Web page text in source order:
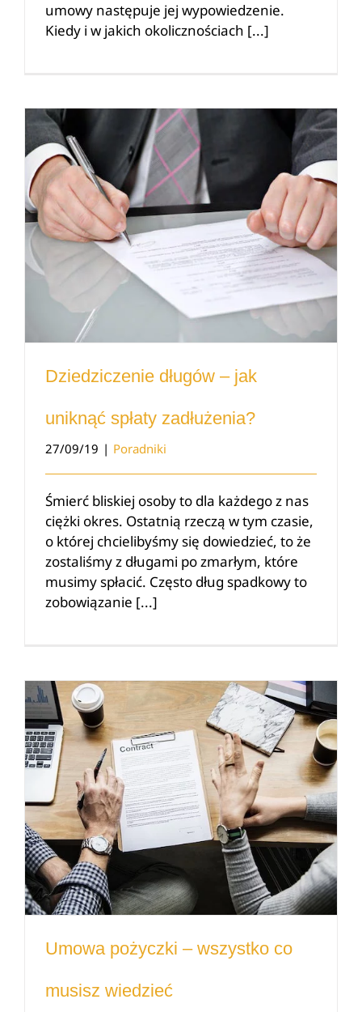
umowy następuje jej wypowiedzenie.
Kiedy i w jakich okolicznościach [...]
Dziedziczenie długów – jak
uniknąć spłaty zadłużenia?
27/09/19 | Poradniki
Śmierć bliskiej osoby to dla każdego z nas
ciężki okres. Ostatnią rzeczą w tym czasie,
o której chcielibyśmy się dowiedzieć, to że
zostaliśmy z długami po zmarłym, które
musimy spłacić. Często dług spadkowy to
zobowiązanie [...]
Umowa pożyczki – wszystko co
musisz wiedzieć